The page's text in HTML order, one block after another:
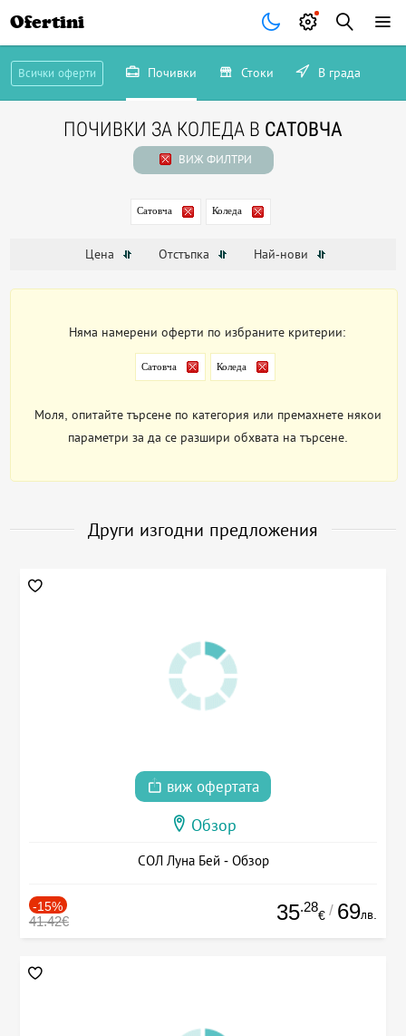
Ofertini
Всички оферти Почивки Стоки В града
ПОЧИВКИ ЗА КОЛЕДА В САТОВЧА
ВИЖ ФИЛТРИ
Сатовча Коледа
Цена Отстъпка Най-нови
Няма намерени оферти по избраните критерии:
Сатовча Коледа
Моля, опитайте търсене по категория или премахнете някои
параметри за да се разшири обхвата на търсене.
Други изгодни предложения
виж офертата
Обзор
СОЛ Луна Бей - Обзор
-15%
41.42€ 35.28
€ / 69лв.